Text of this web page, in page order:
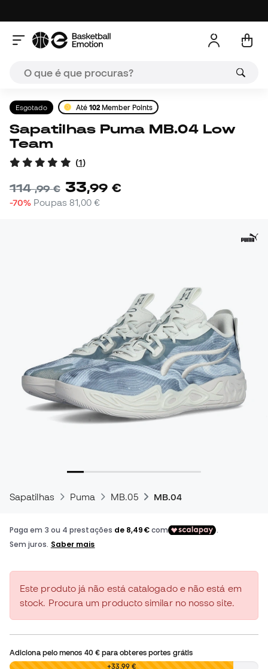
Esgotado Até 102 Member Points
Sapatilhas Puma MB.04 Low
Team
(1)
114,99 € 33,99 €
-70% Poupas 81,00 €
Sapatilhas Puma MB.05 MB.04
Este produto já não está catalogado e não está em
stock. Procura um producto similar no nosso site.
Adiciona pelo menos 40 €para obteres portes grátis
0,00 € +33,99 €